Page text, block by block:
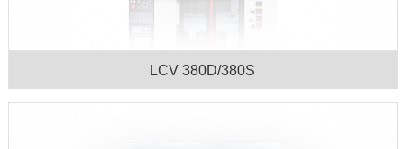
LCV 380D/380S